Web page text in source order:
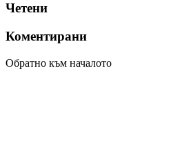
Четени
Коментирани
Обратно към началото